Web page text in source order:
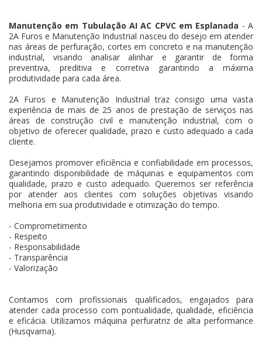
Manutenção em Tubulação AI AC CPVC em Esplanada - A
2A Furos e Manutenção Industrial nasceu do desejo em atender
nas áreas de perfuração, cortes em concreto e na manutenção
industrial, visando analisar alinhar e garantir de forma
preventiva, preditiva e corretiva garantindo a máxima
produtividade para cada área.
2A Furos e Manutenção Industrial traz consigo uma vasta
experiência de mais de 25 anos de prestação de serviços nas
áreas de construção civil e manutenção industrial, com o
objetivo de oferecer qualidade, prazo e custo adequado a cada
cliente.
Desejamos promover eficiência e confiabilidade em processos,
garantindo disponibilidade de máquinas e equipamentos com
qualidade, prazo e custo adequado. Queremos ser referência
por atender aos clientes com soluções objetivas visando
melhoria em sua produtividade e otimização do tempo.
- Comprometimento
- Respeito
- Responsabilidade
- Transparência
- Valorização
Contamos com profissionais qualificados, engajados para
atender cada processo com pontualidade, qualidade, eficiência
e eficácia. Utilizamos máquina perfuratriz de alta performance
(Husqvarna).